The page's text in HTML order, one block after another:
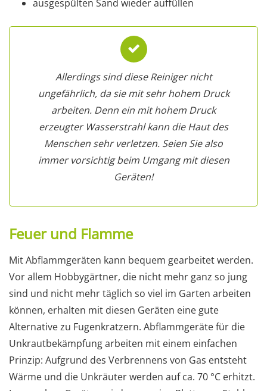
ausgespülten Sand wieder auffüllen
Allerdings sind diese Reiniger nicht
ungefährlich, da sie mit sehr hohem Druck
arbeiten. Denn ein mit hohem Druck
erzeugter Wasserstrahl kann die Haut des
Menschen sehr verletzen. Seien Sie also
immer vorsichtig beim Umgang mit diesen
Geräten!
Feuer und Flamme
Mit Abflammgeräten kann bequem gearbeitet werden.
Vor allem Hobbygärtner, die nicht mehr ganz so jung
sind und nicht mehr täglich so viel im Garten arbeiten
können, erhalten mit diesen Geräten eine gute
Alternative zu Fugenkratzern. Abflammgeräte für die
Unkrautbekämpfung arbeiten mit einem einfachen
Prinzip: Aufgrund des Verbrennens von Gas entsteht
Wärme und die Unkräuter werden auf ca. 70 °C erhitzt.